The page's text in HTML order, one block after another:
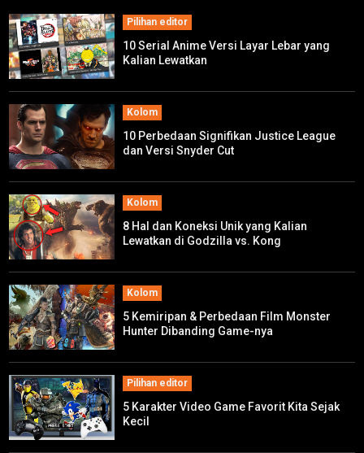
Pilihan editor
10 Serial Anime Versi Layar Lebar yang
Kalian Lewatkan
Kolom
10 Perbedaan Signifikan Justice League
dan Versi Snyder Cut
Kolom
8 Hal dan Koneksi Unik yang Kalian
Lewatkan di Godzilla vs. Kong
Kolom
5 Kemiripan & Perbedaan Film Monster
Hunter Dibanding Game-nya
Pilihan editor
5 Karakter Video Game Favorit Kita Sejak
Kecil